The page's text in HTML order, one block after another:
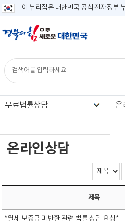
이 누리집은 대한민국 공식 전자정부
무료법률상담 온
온라인상담
제목
*월세 보증금 미반환 관련 법률 상담 요청*